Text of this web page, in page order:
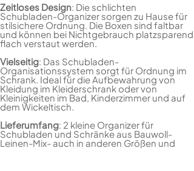
Zeitloses Design: Die schlichten
Schubladen-Organizer sorgen zu Hause für
stilsichere Ordnung. Die Boxen sind faltbar
und können bei Nichtgebrauch platzsparend
flach verstaut werden.
Vielseitig: Das Schubladen-
Organisationssystem sorgt für Ordnung im
Schrank. Ideal für die Aufbewahrung von
Kleidung im Kleiderschrank oder von
Kleinigkeiten im Bad, Kinderzimmer und auf
dem Wickeltisch.
Lieferumfang: 2 kleine Organizer für
Schubladen und Schränke aus Bauwoll-
Leinen-Mix- auch in anderen Größen und
Ausführungen erhältlich - Farbe: grau -